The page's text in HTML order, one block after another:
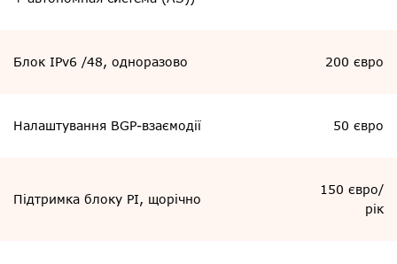
Блок IPv6 /48, одноразово 200 євро
Налаштування BGP-взаємодії 50 євро
Підтримка блоку PI, щорічно
150 євро/
рік